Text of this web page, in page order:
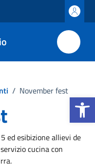
Apri la
/ November fest
ed esibizione allievi de
cucina con